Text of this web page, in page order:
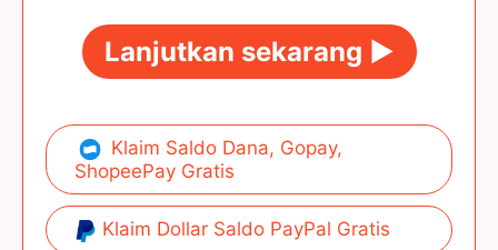
Lanjutkan sekarang ►
Klaim Saldo Dana, Gopay,
ShopeePay Gratis
Klaim Dollar Saldo PayPal Gratis